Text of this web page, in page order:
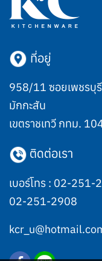
ที่อยู่
958/11 ซอยเพชรบุ
มักกะสัน
เขตราชเทวี กทม.
ติดต่อเรา
เบอร์โทร : 02-251-
02-251-2908